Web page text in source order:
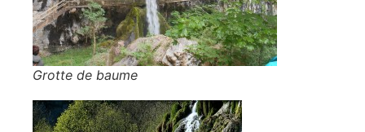
Grotte de baume